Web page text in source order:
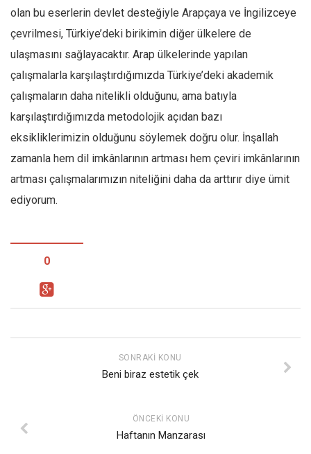
olan bu eserlerin devlet desteğiyle Arapçaya ve İngilizceye
çevrilmesi, Türkiye’deki birikimin diğer ülkelere de
ulaşmasını sağlayacaktır. Arap ülkelerinde yapılan
çalışmalarla karşılaştırdığımızda Türkiye’deki akademik
çalışmaların daha nitelikli olduğunu, ama batıyla
karşılaştırdığımızda metodolojik açıdan bazı
eksikliklerimizin olduğunu söylemek doğru olur. İnşallah
zamanla hem dil imkânlarının artması hem çeviri imkânlarının
artması çalışmalarımızın niteliğini daha da arttırır diye ümit
ediyorum.
0
SONRAKI KONU
Beni biraz estetik çek
ÖNCEKI KONU
Haftanın Manzarası